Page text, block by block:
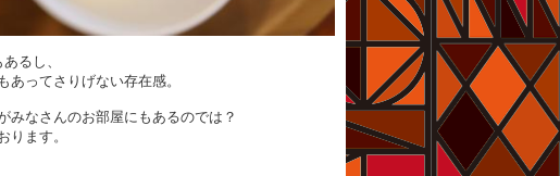
るし、
ってさりげない存在感。
みなさんのお部屋にもあるのでは？
ります。